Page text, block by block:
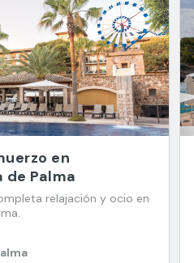
en
Palma
relajación y ocio en